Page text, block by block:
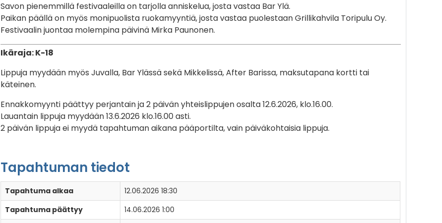
Savon pienemmillä festivaaleilla on tarjolla anniskelua, josta vastaa Bar Ylä.
Paikan päällä on myös monipuolista ruokamyyntiä, josta vastaa puolestaan Grillikahvila Toripulu Oy.
Festivaalin juontaa molempina päivinä Mirka Paunonen.
Ikäraja: K-18
Lippuja myydään myös Juvalla, Bar Ylässä sekä Mikkelissä, After Barissa, maksutapana kortti tai
käteinen.
Ennakkomyynti päättyy perjantain ja 2 päivän yhteislippujen osalta 12.6.2026, klo.16.00.
Lauantain lippuja myydään 13.6.2026 klo.16.00 asti.
2 päivän lippuja ei myydä tapahtuman aikana pääportilta, vain päiväkohtaisia lippuja.
Tapahtuman tiedot
Tapahtuma alkaa
12.06.2026 18:30
Tapahtuma päättyy
14.06.2026 1:00